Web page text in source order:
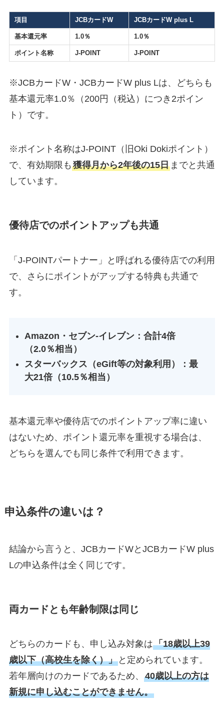
項目 JCBカードW JCBカードW plus L
基本還元率 1.0％ 1.0％
ポイント名称 J-POINT J-POINT
※JCBカードW・JCBカードW plus Lは、どちらも
基本還元率1.0％（200円（税込）につき2ポイン
ト）です。
※ポイント名称はJ-POINT（旧Oki Dokiポイント）
で、有効期限も 獲得月から2年後の15日までと共通
しています。
優待店でのポイントアップも共通
「J-POINTパートナー」と呼ばれる優待店での利用
で、さらにポイントがアップする特典も共通で
す。
Amazon・セブン-イレブン：合計4倍
（2.0％相当）
スターバックス（eGift等の対象利用）：最
大21倍（10.5％相当）
基本還元率や優待店でのポイントアップ率に違い
はないため、ポイント還元率を重視する場合は、
どちらを選んでも同じ条件で利用できます。
申込条件の違いは？
結論から言うと、JCBカードWとJCBカードW plus
Lの申込条件は全く同じです。
両カードとも年齢制限は同じ
どちらのカードも、申し込み対象は「18歳以上39
歳以下（高校生を除く）」と定められています。
若年層向けのカードであるため、 40歳以上の方は
新規に申し込むことができません。